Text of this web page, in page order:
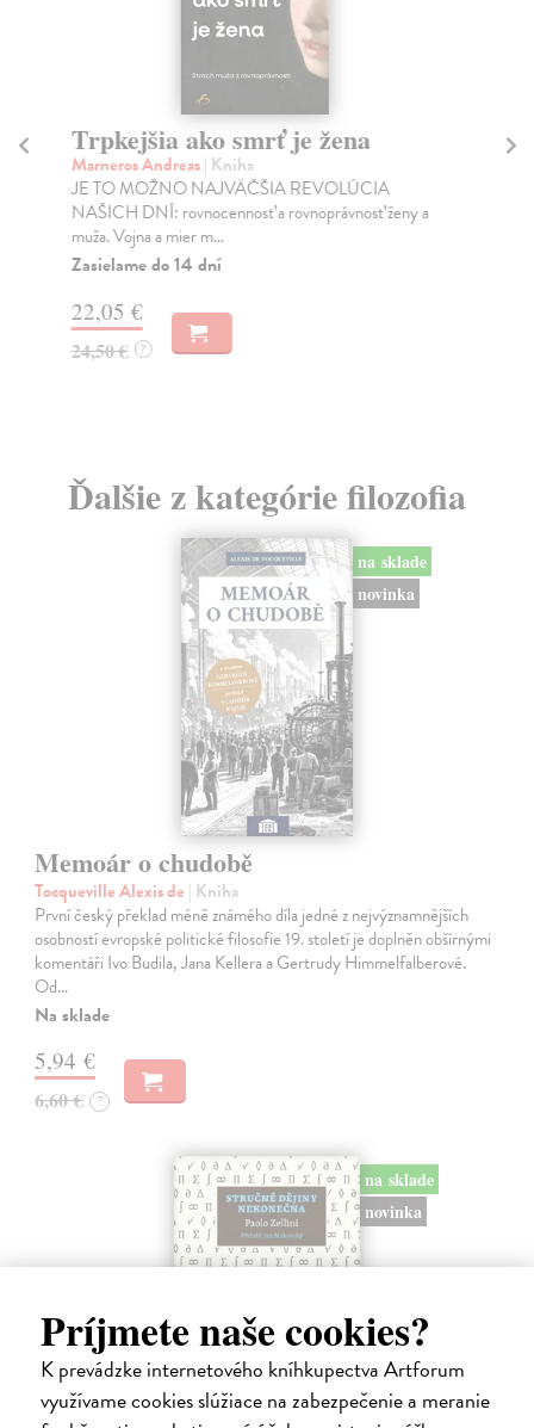
Príjmete naše cookies?
K prevádzke internetového kníhkupectva Artforum
využívame cookies slúžiace na zabezpečenie a meranie
Trpkejšia ako smrť je žena
Marneros Andreas| Kniha
JE TO MOŽNO NAJVÄČŠIA REVOLÚCIA
NAŠICH DNÍ: rovnocennosť a rovnoprávnosť ženy a
muža. Vojna a mier m...
Zasielame do 14 dní
22,05 €
24,50 € ?
Ďalšie z kategórie filozofia
na sklade
novinka
Memoár o chudobě
Tocqueville Alexis de | Kniha
První český překlad méně známého díla jedné z nejvýznamnějších
osobností evropské politické filosofie 19. století je doplněn obšírnými
komentáři Ivo Budila, Jana Kellera a Gertrudy Himmelfalberové.
Od…
Na sklade
5,94 €
6,60 € ?
na sklade
novinka